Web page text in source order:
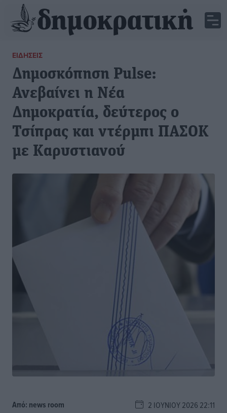
ΕΙΔΉΣΕΙΣ
Δημοσκόπηση Pulse:
Ανεβαίνει η Νέα
Δημοκρατία, δεύτερος ο
Τσίπρας και ντέρμπι ΠΑΣΟΚ
με Καρυστιανού
Από: news room 2 ΙΟΥΝΊΟΥ 2026 22:11